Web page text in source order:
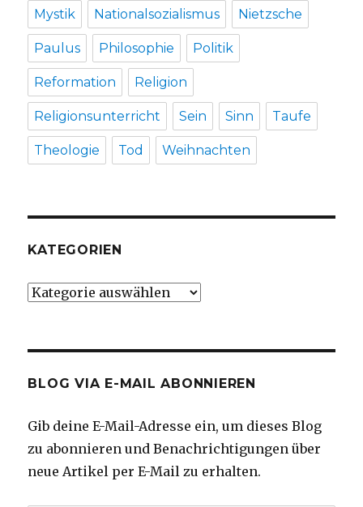
Mystik Nationalsozialismus Nietzsche
Paulus Philosophie Politik
Reformation Religion
Religionsunterricht Sein Sinn Taufe
Theologie Tod Weihnachten
KATEGORIEN
Kategorien
BLOG VIA E-MAIL ABONNIEREN
Gib deine E-Mail-Adresse ein, um dieses Blog
zu abonnieren und Benachrichtigungen über
neue Artikel per E-Mail zu erhalten.